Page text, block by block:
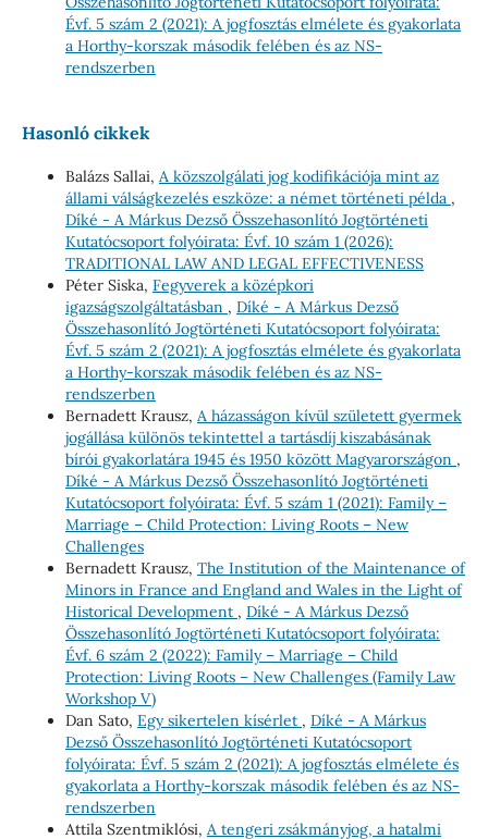
Évf. 5 szám 2 (2021): A jogfosztás elmélete és gyakorlata
a Horthy-korszak második felében és az NS-
rendszerben
Hasonló cikkek
Balázs Sallai, A közszolgálati jog kodifikációja mint az
állami válságkezelés eszköze: a német történeti példa ,
Díké - A Márkus Dezső Összehasonlító Jogtörténeti
Kutatócsoport folyóirata: Évf. 10 szám 1 (2026):
TRADITIONAL LAW AND LEGAL EFFECTIVENESS
Péter Siska, Fegyverek a középkori
igazságszolgáltatásban , Díké - A Márkus Dezső
Összehasonlító Jogtörténeti Kutatócsoport folyóirata:
Évf. 5 szám 2 (2021): A jogfosztás elmélete és gyakorlata
a Horthy-korszak második felében és az NS-
rendszerben
Bernadett Krausz, A házasságon kívül született gyermek
jogállása különös tekintettel a tartásdíj kiszabásának
bírói gyakorlatára 1945 és 1950 között Magyarországon ,
Díké - A Márkus Dezső Összehasonlító Jogtörténeti
Kutatócsoport folyóirata: Évf. 5 szám 1 (2021): Family –
Marriage – Child Protection: Living Roots – New
Challenges
Bernadett Krausz, The Institution of the Maintenance of
Minors in France and England and Wales in the Light of
Historical Development , Díké - A Márkus Dezső
Összehasonlító Jogtörténeti Kutatócsoport folyóirata:
Évf. 6 szám 2 (2022): Family – Marriage – Child
Protection: Living Roots – New Challenges (Family Law
Workshop V)
Dan Sato, Egy sikertelen kísérlet , Díké - A Márkus
Dezső Összehasonlító Jogtörténeti Kutatócsoport
folyóirata: Évf. 5 szám 2 (2021): A jogfosztás elmélete és
gyakorlata a Horthy-korszak második felében és az NS-
rendszerben
Attila Szentmiklósi, A tengeri zsákmányjog, a hatalmi